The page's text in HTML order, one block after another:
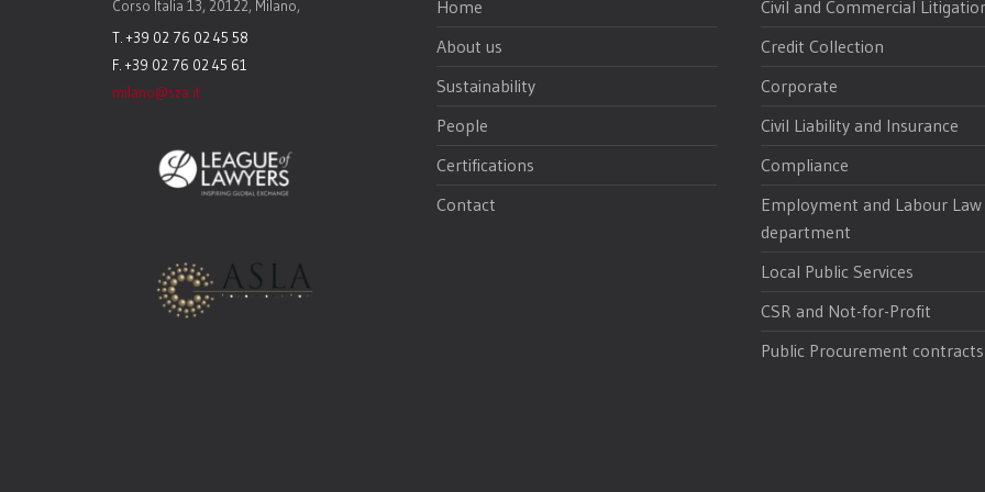
Corso Italia 13, 20122, Milano,
T. +39 02 76 02 45 58
F. +39 02 76 02 45 61
milano@sza.it
Home
About us
Sustainability
People
Certifications
Contact
Civil and Commercial
Credit Collection
Corporate
Civil Liability and Insurance
Compliance
Employment and Labour Law
department
Local Public Services
CSR and Not-for-Profit
Public Procurement contracts